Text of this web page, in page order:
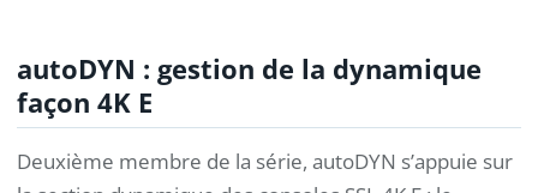
autoDYN : gestion de la dynamique
façon 4K E
Deuxième membre de la série, autoDYN s’appuie sur